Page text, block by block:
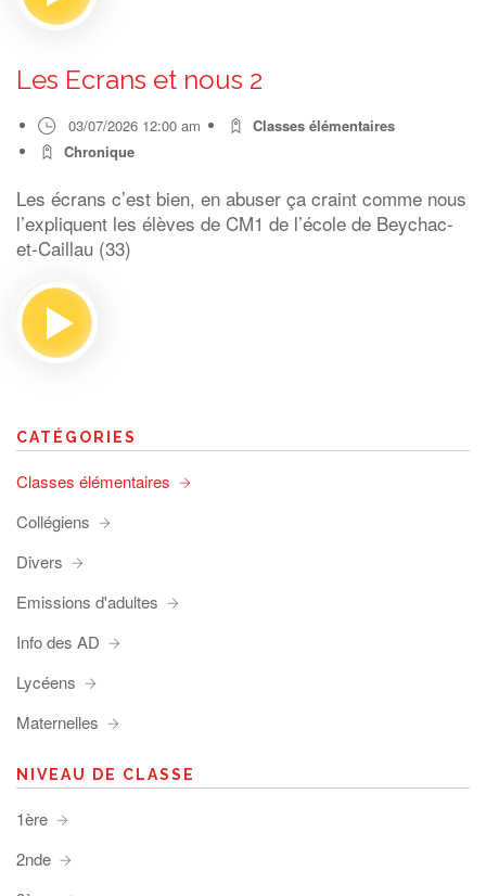
Les Ecrans et nous 2
03/07/2026 12:00 am
Classes élémentaires
Chronique
Les écrans c’est bien, en abuser ça craint comme nous
l’expliquent les élèves de CM1 de l’école de Beychac-
et-Caillau (33)
CATÉGORIES
Classes élémentaires
Collégiens
Divers
Emissions d'adultes
Info des AD
Lycéens
Maternelles
NIVEAU DE CLASSE
1ère
2nde